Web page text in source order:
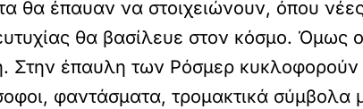
θα έπαυαν να στοιχειώνουν, όπου
θα βασίλευε στον κόσμο. Όμως
έπαυλη των Ρόσμερ κυκλοφορούν
φαντάσματα, τρομακτικά